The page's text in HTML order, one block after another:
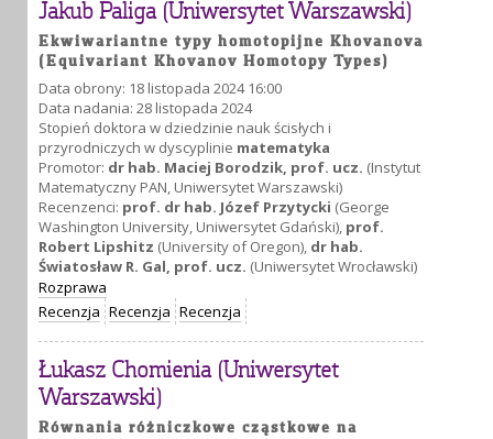
Jakub Paliga (Uniwersytet Warszawski)
Ekwiwariantne typy homotopijne Khovanova
(Equivariant Khovanov Homotopy Types)
Data obrony: 18 listopada 2024 16:00
Data nadania: 28 listopada 2024
Stopień doktora w dziedzinie nauk ścisłych i
przyrodniczych w dyscyplinie matematyka
Promotor: dr hab. Maciej Borodzik, prof. ucz. (Instytut
Matematyczny PAN, Uniwersytet Warszawski)
Recenzenci: prof. dr hab. Józef Przytycki (George
Washington University, Uniwersytet Gdański), prof.
Robert Lipshitz (University of Oregon), dr hab.
Światosław R. Gal, prof. ucz. (Uniwersytet Wrocławski)
Rozprawa
Recenzja Recenzja Recenzja
Łukasz Chomienia (Uniwersytet
Warszawski)
Równania różniczkowe cząstkowe na